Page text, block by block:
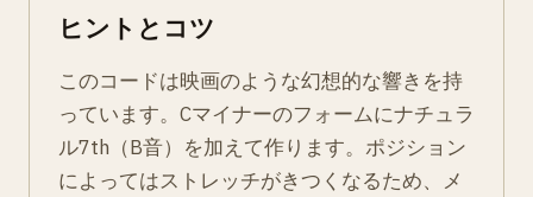
ヒントとコツ
このコードは映画のような幻想的な響きを持
っています。Cマイナーのフォームにナチュラ
ル7th（B音）を加えて作ります。ポジション
によってはストレッチがきつくなるため、メ